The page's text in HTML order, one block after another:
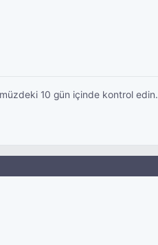
10 gün içinde kontrol edin.